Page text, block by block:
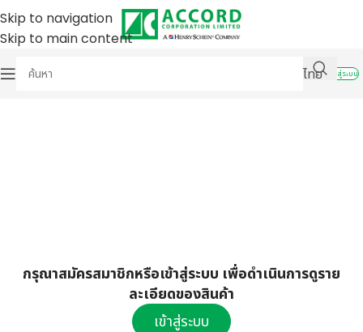
Skip to navigation
Skip to main content
ไทย
เข้าสู่ระบบ
กรุณาสมัครสมาชิกหรือเข้าสู่ระบบ เพื่อดำเนินการดูราย
ละเอียดของสินค้า
เข้าสู่ระบบ